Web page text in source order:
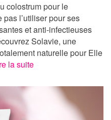
colostrum pour le
l’utiliser pour ses
et anti-infectieuses
Solavie, une
naturelle pour Elle
la suite